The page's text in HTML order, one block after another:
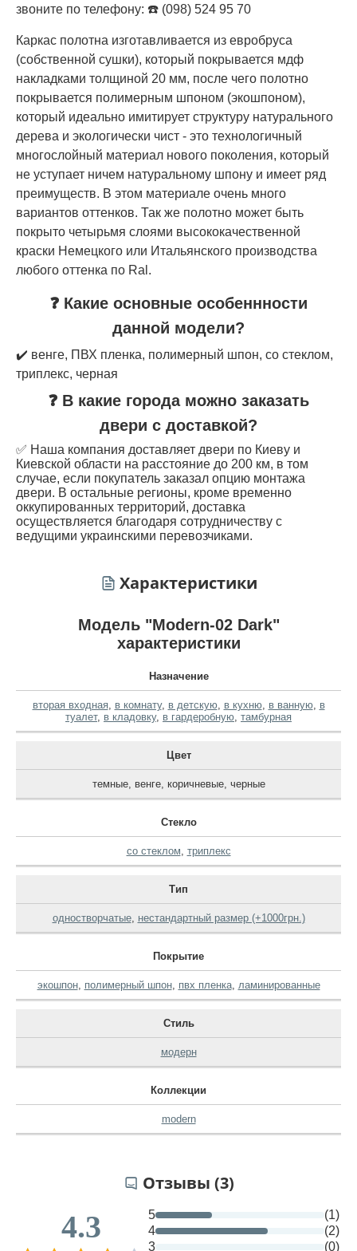
звоните по телефону: ☎️ (098) 524 95 70
Каркас полотна изготавливается из евробруса
(собственной сушки), который покрывается мдф
накладками толщиной 20 мм, после чего полотно
покрывается полимерным шпоном (экошпоном),
который идеально имитирует структуру натурального
дерева и экологически чист - это технологичный
многослойный материал нового поколения, который
не уступает ничем натуральному шпону и имеет ряд
преимуществ. В этом материале очень много
вариантов оттенков. Так же полотно может быть
покрыто четырьмя слоями высококачественной
краски Немецкого или Итальянского производства
любого оттенка по Ral.
❓ Какие основные особеннности
данной модели?
✔️ венге, ПВХ пленка, полимерный шпон, со стеклом,
триплекс, черная
❓ В какие города можно заказать
двери с доставкой?
✅ Наша компания доставляет двери по Киеву и
Киевской области на расстояние до 200 км, в том
случае, если покупатель заказал опцию монтажа
двери. В остальные регионы, кроме временно
оккупированных территорий, доставка
осуществляется благодаря сотрудничеству с
ведущими украинскими перевозчиками.
Характеристики
Модель "Modern-02 Dark"
характеристики
Назначение
вторая входная, в комнату, в детскую, в кухню, в ванную, в
туалет, в кладовку, в гардеробную, тамбурная
Цвет
темные, венге, коричневые, черные
Стекло
со стеклом, триплекс
Тип
одностворчатые, нестандартный размер (+1000грн.)
Покрытие
экошпон, полимерный шпон, пвх пленка, ламинированные
Стиль
модерн
Коллекции
modern
Отзывы (3)
4.3 5
(1)
4
(2)
3
(0)